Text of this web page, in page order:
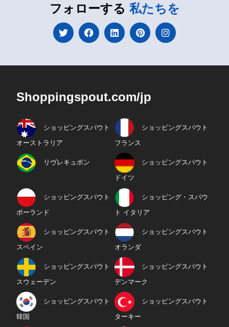
フォローする 私たちを
Shoppingspout.com/jp
ショッピングスパウト
オーストラリア
ショッピングスパウト
フランス
リヴレキュポン ショッピングスパウト
ドイツ
ショッピングスパウト
ポーランド
ショッピング・スパウ
ト イタリア
ショッピングスパウト
スペイン
ショッピングスパウト
オランダ
ショッピングスパウト
スウェーデン
ショッピングスパウト
デンマーク
ショッピングスパウト
韓国
ショッピングスパウト
ターキー